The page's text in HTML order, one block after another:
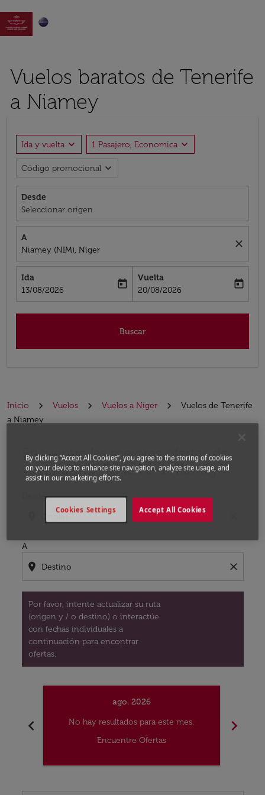

Vuelos baratos de Tenerife
a Niamey
Ida y vuelta expand_more 1 Pasajero, Economica expand_more
Código promocional expand_more
Desde
Seleccionar origen
A
Niamey (NIM), Níger
close
Ida
fc-booking-departure-date-aria-label
13/08/2026
today
Vuelta
fc-booking-return-date-aria-label
20/08/2026
today
Buscar
Inicio Vuelos Vuelos a Níger
Vuelos de Tenerife
a Niamey
Encuentre las mejores ofertas de
vuelo desde Tenerife a Niamey
Desde
A
location_on close
Por favor, intente actualizar su ruta
(origen y / o destino) o interactúe
con fechas individuales a
continuación para encontrar
ofertas.
Por favor, intente actualizar su ruta (origen y / o
chevron_left
ago. 2026
No hay resultados para este mes.
Encuentre Ofertas
chevron_right
By clicking “Accept All Cookies”, you agree to the storing of cookies
on your device to enhance site navigation, analyze site usage, and
assist in our marketing efforts.
Accept All Cookies
Cookies Settings